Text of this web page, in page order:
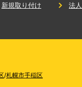
新規取り付け 法
/札幌市手稲区